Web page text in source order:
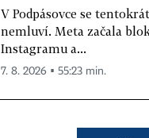
V Podpásovce se
nemluví. Meta začala
Instagramu a...
7. 8. 2026 ▪ 55:23 min.